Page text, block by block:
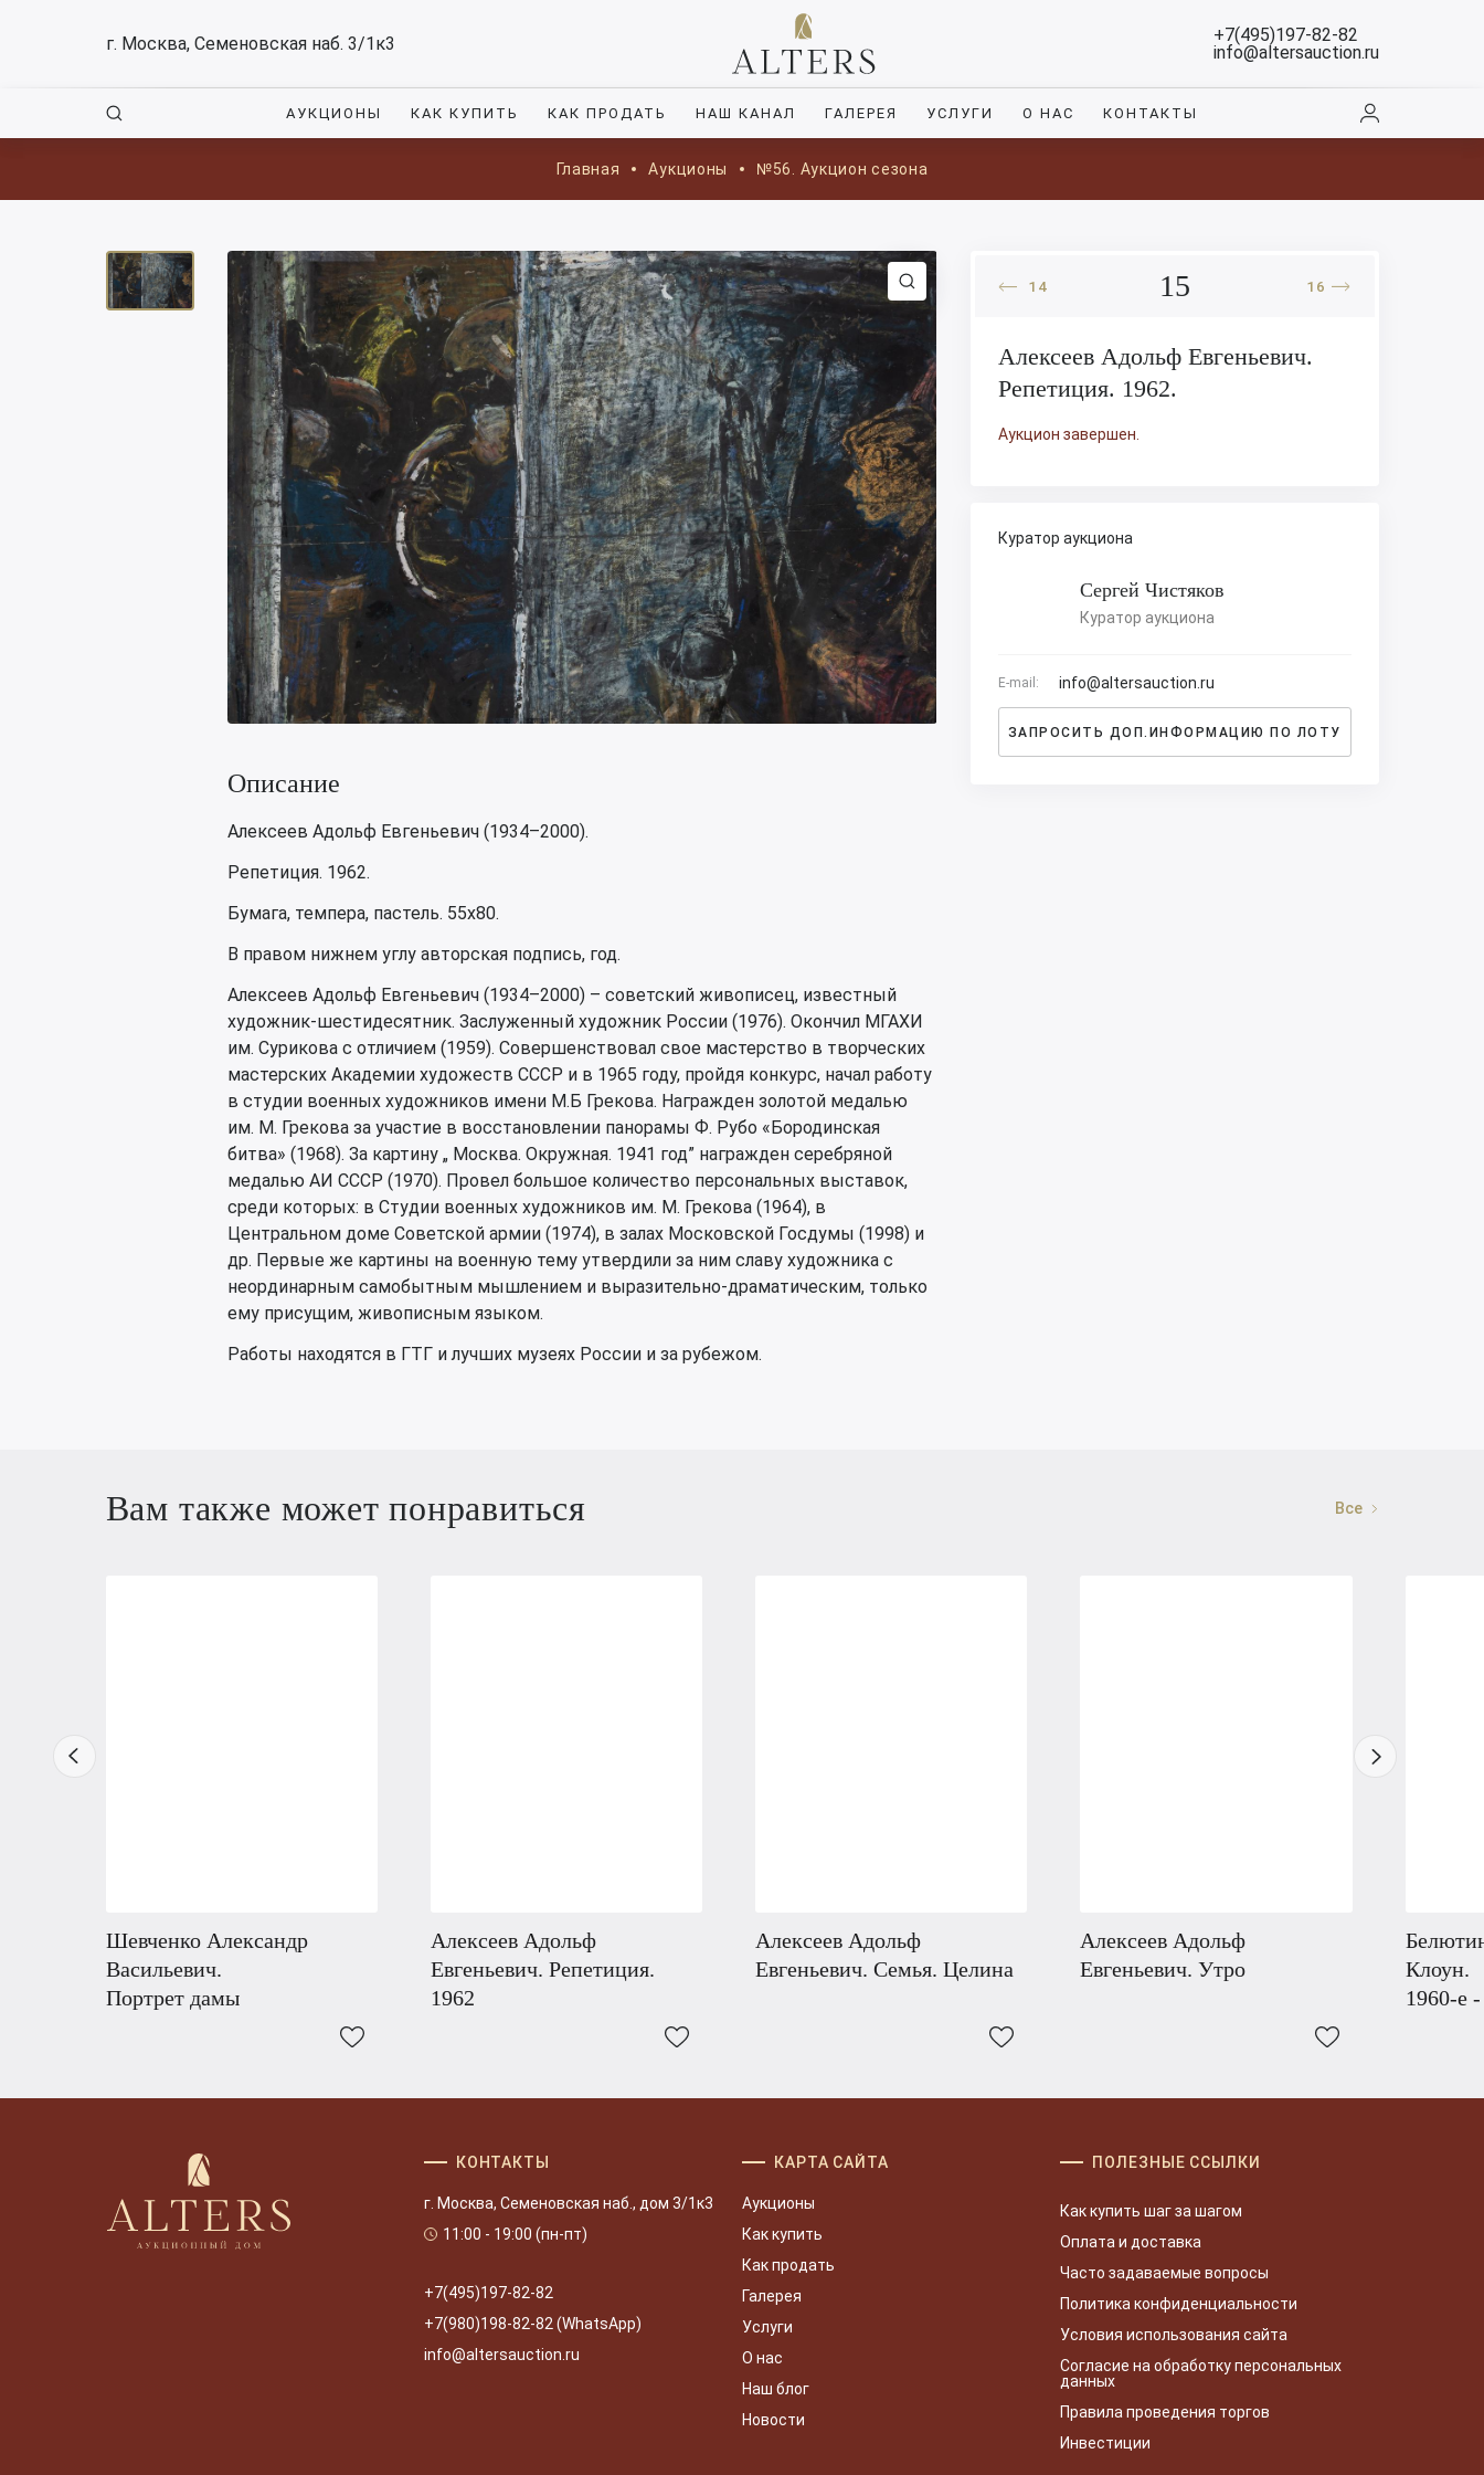
г. Москва, Семеновская наб. 3/1к3
+7(495)197-82-82
info@altersauction.ru
АУКЦИОНЫ КАК КУПИТЬ КАК ПРОДАТЬ НАШ КАНАЛ ГАЛЕРЕЯ УСЛУГИ О НАС КОНТАКТЫ
Главная Аукционы №56. Аукцион сезона
Описание
Алексеев Адольф Евгеньевич (1934–2000).
Репетиция. 1962.
Бумага, темпера, пастель. 55х80.
В правом нижнем углу авторская подпись, год.
Алексеев Адольф Евгеньевич (1934–2000) – советский живописец, известный
художник-шестидесятник. Заслуженный художник России (1976). Окончил МГАХИ
им. Сурикова с отличием (1959). Совершенствовал свое мастерство в творческих
мастерских Академии художеств СССР и в 1965 году, пройдя конкурс, начал работу
в студии военных художников имени М.Б Грекова. Награжден золотой медалью
им. М. Грекова за участие в восстановлении панорамы Ф. Рубо «Бородинская
битва» (1968). За картину „ Москва. Окружная. 1941 год” награжден серебряной
медалью АИ СССР (1970). Провел большое количество персональных выставок,
среди которых: в Студии военных художников им. М. Грекова (1964), в
Центральном доме Советской армии (1974), в залах Московской Госдумы (1998) и
др. Первые же картины на военную тему утвердили за ним славу художника с
неординарным самобытным мышлением и выразительно-драматическим, только
ему присущим, живописным языком.
Работы находятся в ГТГ и лучших музеях России и за рубежом.
14 15 16
Алексеев Адольф Евгеньевич.
Репетиция. 1962.
Аукцион завершен.
Куратор аукциона
Сергей Чистяков
Куратор аукциона
E-mail: info@altersauction.ru
ЗАПРОСИТЬ ДОП.ИНФОРМАЦИЮ ПО ЛОТУ
Вам также может понравиться Все
Шевченко Александр
Васильевич.
Портрет дамы
Алексеев Адольф
Евгеньевич. Репетиция.
1962
Алексеев Адольф
Евгеньевич. Семья. Целина
Алексеев Адольф
Евгеньевич. Утро
Клоун.
1960-е
КОНТАКТЫ
г. Москва, Семеновская наб., дом 3/1к3
11:00 - 19:00 (пн-пт)
+7(495)197-82-82
+7(980)198-82-82 (WhatsApp)
info@altersauction.ru
КАРТА САЙТА
Аукционы
Как купить
Как продать
Галерея
Услуги
О нас
Наш блог
Новости
ПОЛЕЗНЫЕ ССЫЛКИ
Как купить шаг за шагом
Оплата и доставка
Часто задаваемые вопросы
Политика конфиденциальности
Условия использования сайта
Согласие на обработку персональных
данных
Правила проведения торгов
Инвестиции